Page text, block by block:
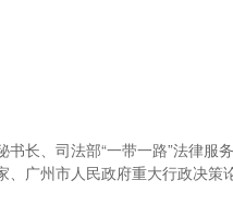
书长、司法部“一带一路”法律
广州市人民政府重大行政决策